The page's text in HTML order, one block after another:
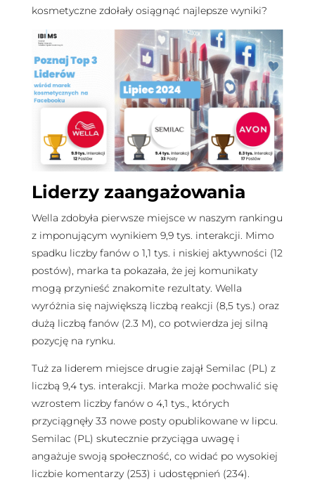
kosmetyczne zdołały osiągnąć najlepsze wyniki?
Liderzy zaangażowania
Wella zdobyła pierwsze miejsce w naszym rankingu
z imponującym wynikiem 9,9 tys. interakcji. Mimo
spadku liczby fanów o 1,1 tys. i niskiej aktywności (12
postów), marka ta pokazała, że jej komunikaty
mogą przynieść znakomite rezultaty. Wella
wyróżnia się największą liczbą reakcji (8,5 tys.) oraz
dużą liczbą fanów (2.3 M), co potwierdza jej silną
pozycję na rynku.
Tuż za liderem miejsce drugie zajął Semilac (PL) z
liczbą 9,4 tys. interakcji. Marka może pochwalić się
wzrostem liczby fanów o 4,1 tys., których
przyciągnęły 33 nowe posty opublikowane w lipcu.
Semilac (PL) skutecznie przyciąga uwagę i
angażuje swoją społeczność, co widać po wysokiej
liczbie komentarzy (253) i udostępnień (234).